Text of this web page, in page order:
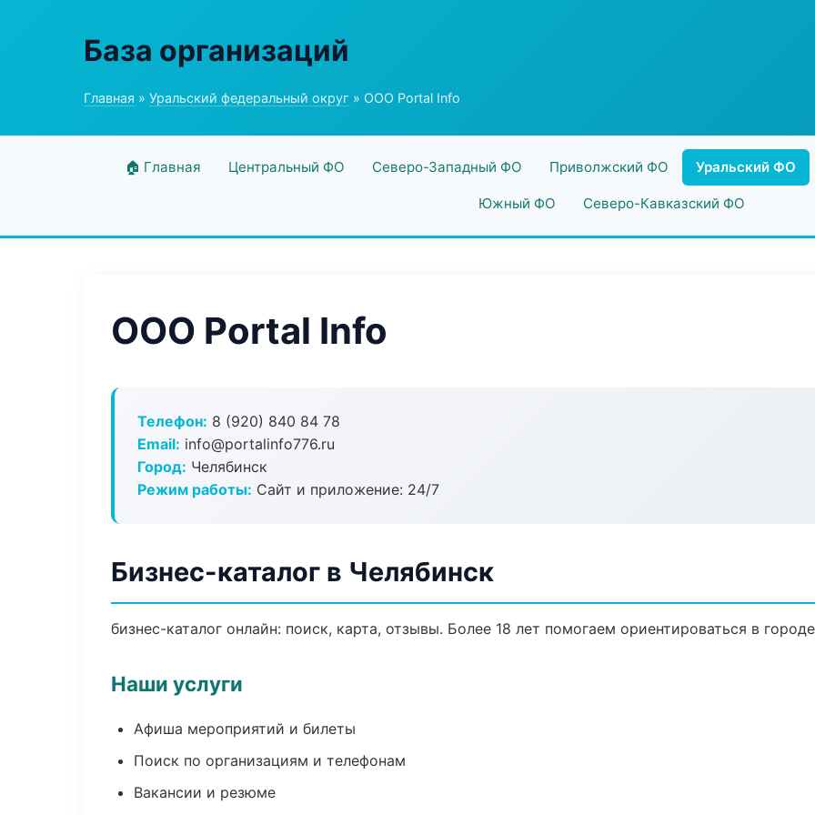
База организаций
Главная » Уральский федеральный округ » ООО Portal Info
🏠 Главная Центральный ФО Северо-Западный ФО Приволжский ФО Уральский ФО
Южный ФО Северо-Кавказский ФО
ООО Portal Info
Телефон: 8 (920) 840 84 78
Email: info@portalinfo776.ru
Город: Челябинск
Режим работы: Сайт и приложение: 24/7
Бизнес-каталог в Челябинск
бизнес-каталог онлайн: поиск, карта, отзывы. Более 18 лет помогаем ориентироваться в
Наши услуги
Афиша мероприятий и билеты
Поиск по организациям и телефонам
Вакансии и резюме